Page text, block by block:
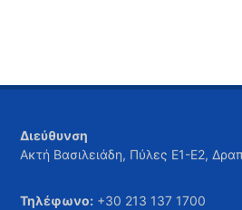
Διεύθυνση
Ακτή Βασιλειάδη, Πύλες Ε1-Ε2,
Τηλέφωνο: +30 213 137 1700